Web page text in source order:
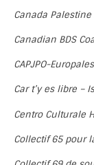
Canada Palestine
Canadian BDS
CAPJPO-
Car t’y es libre –
Centro Culturale
Collectif 65 pour